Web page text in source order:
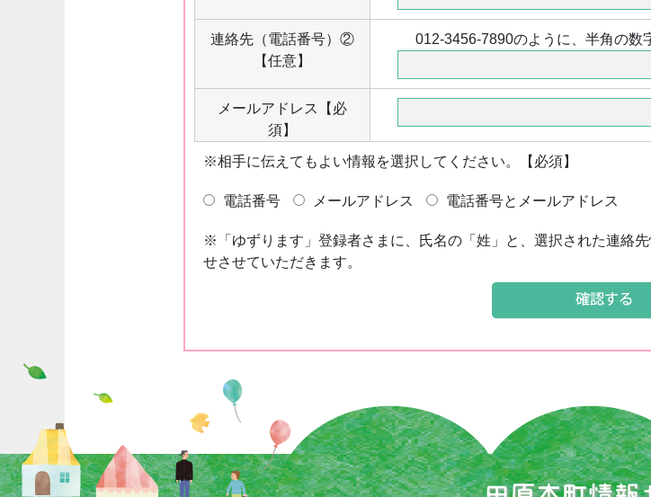
連絡先（電話番号）②
【任意】
012-3456-7890のように、半角の数
メールアドレス
【必
須】
※相手に伝えてもよい情報を選択してください。【必須】
電話番号 メールアドレス 電話番号とメールアドレス
※「ゆずります」登録者さまに、氏名の「姓」と、選択された連絡
せさせていただきます。